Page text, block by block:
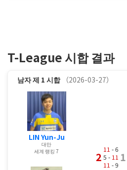
T-League 시합 결과
남자제 1 시합 （2026-03-27）
LIN Yun-Ju
대만
세계 랭킹 7
2
11 - 6
5 - 11
11 - 9
1